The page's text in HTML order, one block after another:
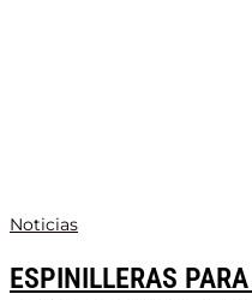
Noticias
ESPINILLERAS